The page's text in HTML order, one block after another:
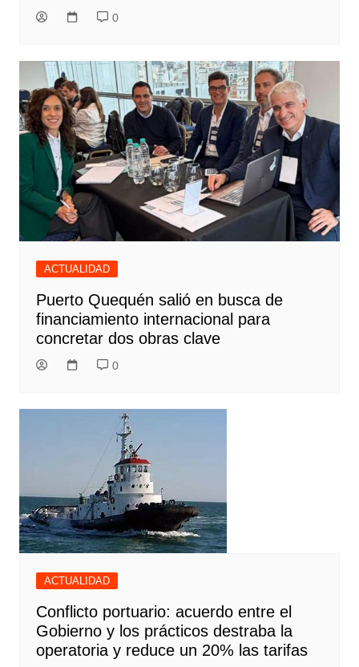
0
ACTUALIDAD
Puerto Quequén salió en busca de
financiamiento internacional para
concretar dos obras clave
0
ACTUALIDAD
Conflicto portuario: acuerdo entre el
Gobierno y los prácticos destraba la
operatoria y reduce un 20% las tarifas